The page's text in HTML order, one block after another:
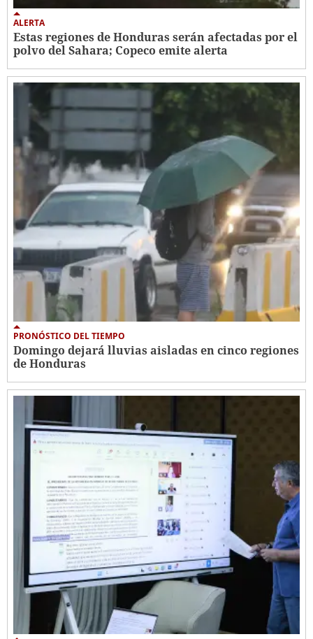
ALERTA
Estas regiones de Honduras serán afectadas por el
polvo del Sahara; Copeco emite alerta
PRONÓSTICO DEL TIEMPO
Domingo dejará lluvias aisladas en cinco regiones
de Honduras